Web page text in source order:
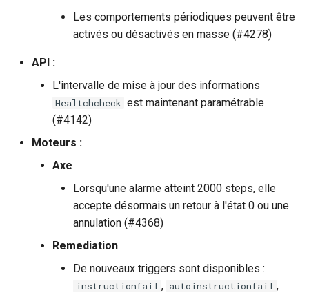
Les comportements périodiques peuvent être
activés ou désactivés en masse (#4278)
API :
L'intervalle de mise à jour des informations
Healtchcheck est maintenant paramétrable
(#4142)
Moteurs :
Axe
Lorsqu'une alarme atteint 2000 steps, elle
accepte désormais un retour à l'état 0 ou une
annulation (#4368)
Remediation
De nouveaux triggers sont disponibles :
instructionfail , autoinstructionfail ,